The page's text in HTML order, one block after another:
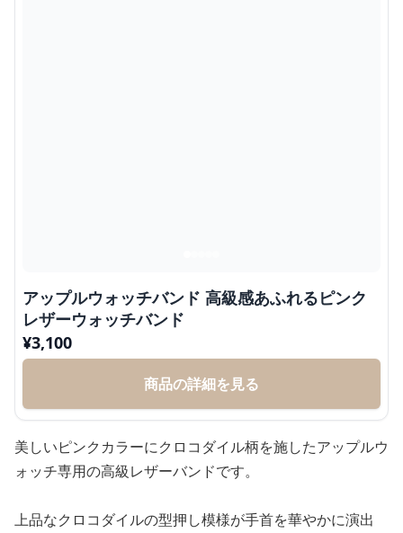
アップルウォッチバンド 高級感あふれるピンク
レザーウォッチバンド
¥3,100
商品の詳細を見る
美しいピンクカラーにクロコダイル柄を施したアップルウ
ォッチ専用の高級レザーバンドです。
上品なクロコダイルの型押し模様が手首を華やかに演出